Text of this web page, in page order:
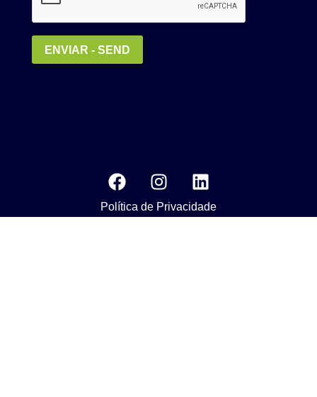
Política de Privacidade